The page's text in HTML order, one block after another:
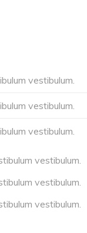
vestibulum.
vestibulum.
vestibulum.
vestibulum.
vestibulum.
vestibulum.